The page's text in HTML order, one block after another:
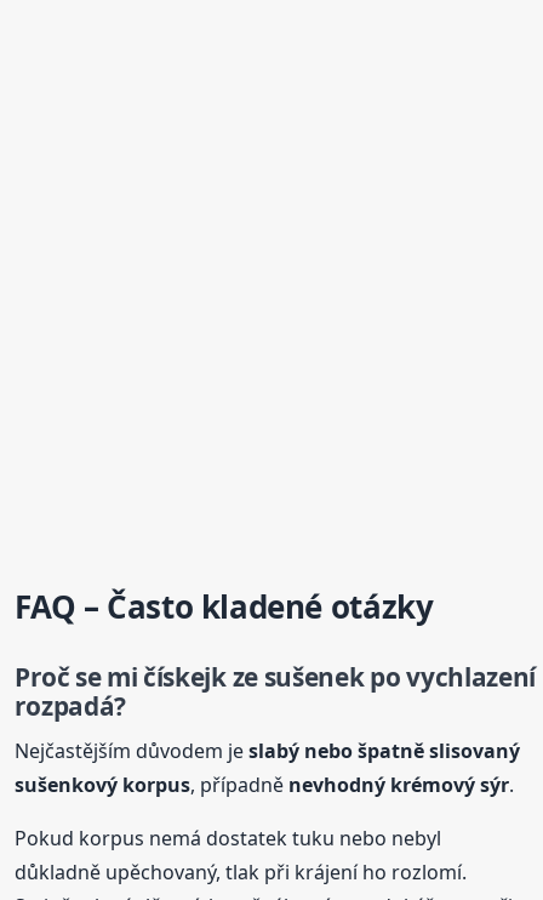
FAQ – Často kladené otázky
Proč se mi čískejkze sušenek po vychlazení
rozpadá?
Nejčastějším důvodem jeslabý nebo špatně slisovaný
sušenkový korpus, případně nevhodný krémový sýr.
Pokud korpus nemá dostatek tuku nebo nebyl
důkladně upěchovaný, tlak při krájení ho rozlomí.